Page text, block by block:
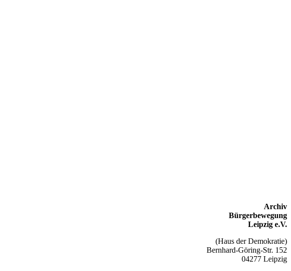
Archiv
Bürgerbewegung
Leipzig e.V.
(Haus der Demokratie)
Bernhard-Göring-Str. 152
04277 Leipzig